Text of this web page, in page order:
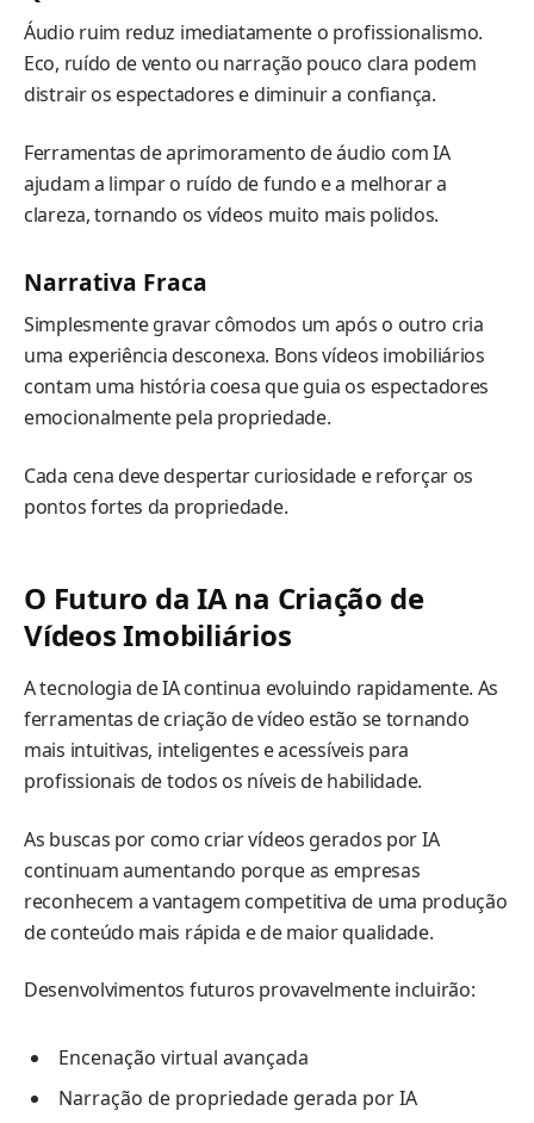
Áudio ruim reduz imediatamente o profissionalismo.
Eco, ruído de vento ou narração pouco clara podem
distrair os espectadores e diminuir a confiança.
Ferramentas de aprimoramento de áudio com IA
ajudam a limpar o ruído de fundo e a melhorar a
clareza, tornando os vídeos muito mais polidos.
Narrativa Fraca
Simplesmente gravar cômodos um após o outro cria
uma experiência desconexa. Bons vídeos imobiliários
contam uma história coesa que guia os espectadores
emocionalmente pela propriedade.
Cada cena deve despertar curiosidade e reforçar os
pontos fortes da propriedade.
O Futuro da IA na Criação de
Vídeos Imobiliários
A tecnologia de IA continua evoluindo rapidamente. As
ferramentas de criação de vídeo estão se tornando
mais intuitivas, inteligentes e acessíveis para
profissionais de todos os níveis de habilidade.
As buscas por como criar vídeos gerados por IA
continuam aumentando porque as empresas
reconhecem a vantagem competitiva de uma produção
de conteúdo mais rápida e de maior qualidade.
Desenvolvimentos futuros provavelmente incluirão:
Encenação virtual avançada
Narração de propriedade gerada por IA